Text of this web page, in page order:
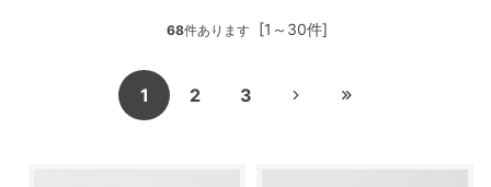
[1～30件]
68件あります
1 2 3